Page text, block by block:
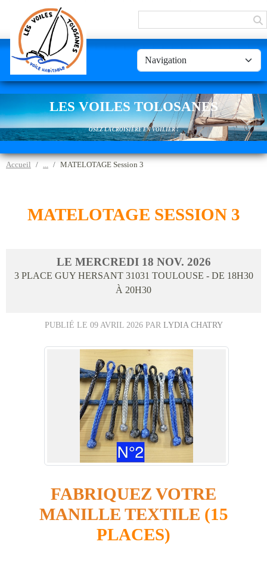
LES VOILES TOLOSANES
OSEZ LA CROISIÈRE EN VOILIER !
Accueil MATELOTAGE Session 3
MATELOTAGE SESSION 3
LE MERCREDI 18 NOV. 2026
3 PLACE GUY HERSANT 31031 TOULOUSE - DE 18H30
À 20H30
PUBLIÉ LE 09 AVRIL 2026PAR LYDIA CHATRY
FABRIQUEZ VOTRE
MANILLE TEXTILE (15
PLACES)
Panneau de gestion des cookies